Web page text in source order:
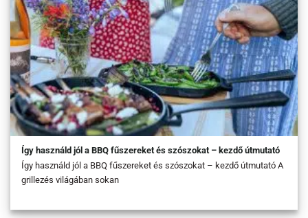
Így használd jól a BBQ fűszereket és szószokat – kezdő útmutató
Így használd jól a BBQ fűszereket és szószokat – kezdő útmutató A
grillezés világában sokan